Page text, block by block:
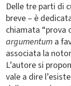
Delle tre parti di
breve – è
chiamata “prova
argumentum a
associata la
L’autore si
vale a dire